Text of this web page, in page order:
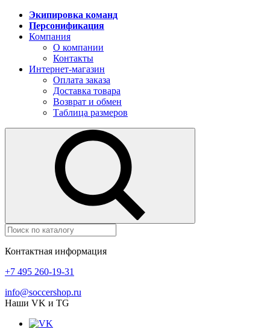
Экипировка команд
Персонификация
Компания
О компании
Контакты
Интернет-магазин
Оплата заказа
Доставка товара
Возврат и обмен
Таблица размеров
Контактная информация
+7 495 260-19-31
info@soccershop.ru
Наши VK и TG